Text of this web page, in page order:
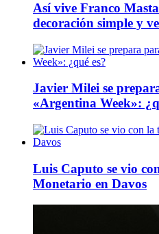
Así vive Franco
decoración simple y
Javier Milei se
«Argentina Week»:
Luis Caputo se vio
Monetario en Davos